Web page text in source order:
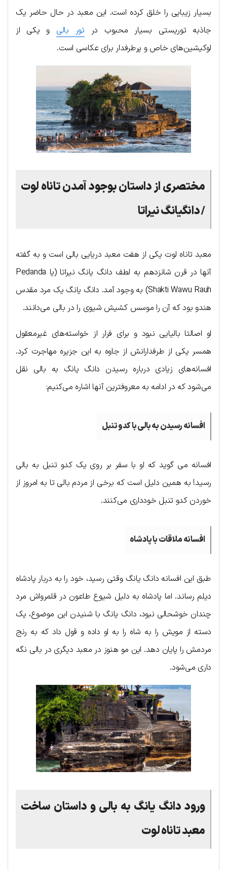
بسیار زیبایی را خلق کرده است. این معبد در حال حاضر یک
جاذبه توریستی بسیار محبوب در تور بالی و یکی از
لوکیشین‌های خاص و پرطرفدار برای عکاسی است.
مختصری از داستان بوجود آمدن تاناه لوت
/ دانگیانگ نیراتا
معبد تاناه لوت یکی از هفت معبد دریایی بالی است و به گفته
آنها در قرن شانزدهم به لطف دانگ یانگ نیراتا (یا Pedanda
Shakti Wawu Rauh) به وجود آمد. دانگ یانگ یک مرد مقدس
هندو بود که آن را موسس کشیش شیوی را در بالی می‌دانند.
او اصالتا بالیایی نبود و برای فرار از خواسته‌های غیرمعقول
همسر یکی از طرفدارانش از جاوه به این جزیره مهاجرت کرد.
افسانه‌های زیادی درباره رسیدن دانگ یانگ به بالی نقل
می‌شود که در ادامه به معروفترین آ‌نها اشاره می‌کنیم:
افسانه رسیدن به بالی با کدو تنبل
افسانه می گوید که او با سفر بر روی یک کدو تنبل به بالی
رسید! به همین دلیل است که برخی از مردم بالی تا به امروز از
خوردن کدو تنبل خودداری می‌کنند.
افسانه ملاقات با پادشاه
طبق این افسانه دانگ یانگ وقتی رسید، خود را به دربار پادشاه
دیلم رساند. اما پادشاه به دلیل شیوع طاعون در قلمرواش مرد
چندان خوشحالی نبود، دانگ یانگ با شنیدن این موضوع، یک
دسته از مویش را به شاه را به او داده و قول داد که به رنج
مردمش را پایان دهد. این مو هنوز در معبد دیگری در بالی نگه
داری می‌شود.
ورود دانگ یانگ به بالی و داستان ساخت
معبد تاناه لوت